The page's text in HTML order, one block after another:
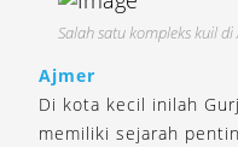
Salah satu kompleks kuil di
Ajmer
Di kota kecil inilah
memiliki sejarah